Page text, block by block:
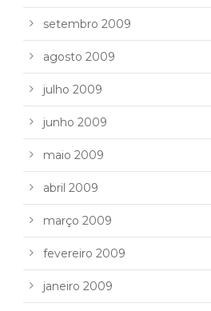
setembro 2009
agosto 2009
julho 2009
junho 2009
maio 2009
abril 2009
março 2009
fevereiro 2009
janeiro 2009